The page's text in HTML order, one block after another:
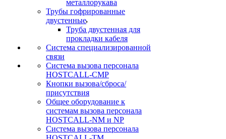
металлорукава
Трубы гофрированные
двустенные
Труба двустенная для
прокладки кабеля
Система специализированной
связи
Cистема вызова персонала
HOSTCALL-CMP
Кнопки вызова/сброса/
присутствия
Общее оборудование к
системам вызова персонала
HOSTCALL-NM и NP
Система вызова персонала